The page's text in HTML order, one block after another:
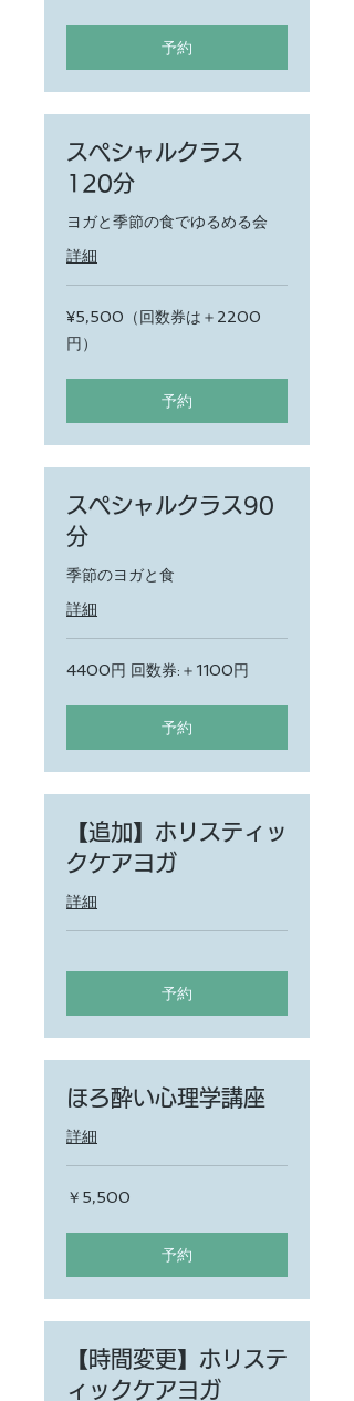
予約
スペシャルクラス
120分
ヨガと季節の食でゆるめる会
詳細
¥5,500（回
数
券
¥5,500（回数券は＋2200
円）
予約
スペシャルクラス90
分
季節のヨガと食
詳細
4400
円
数
1100
4400円 回数券:＋1100円
予約
【追加】ホリスティッ
クケアヨガ
詳細
予約
ほろ酔い心理学講座
詳細
5,500
円
￥5,500
予約
【時間変更】ホリステ
ィックケアヨガ